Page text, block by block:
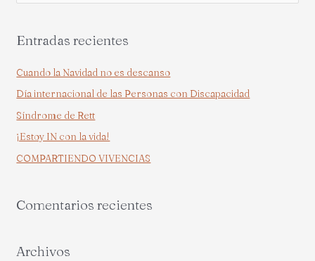
c
o
r
:
Entradas recientes
Cuando la Navidad no es descanso
Día internacional de las Personas con Discapacidad
Síndrome de Rett
¡Estoy IN con la vida!
COMPARTIENDO VIVENCIAS
Comentarios recientes
Archivos